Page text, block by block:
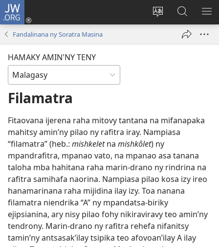
JW.ORG
Hiova
Hiditra
(manokatra
ato
Amin’ny
Fandalinana ny Soratra Masina
HAMAKY AMIN'NY TENY
Filamatra
Fitaovana ijerena raha mitovy tantana na mifanapaka
mahitsy amin’ny pilao ny rafitra iray. Nampiasa
“filamatra” (heb.: mishkeletna mishkôlet) ny
mpandrafitra, mpanao vato, na mpanao asa tanana
taloha mba hahitana raha marin-drano ny rindrina na
rafitra samihafa naorina. Nampiasa pilao kosa izy ireo
hanamarinana raha mijidina ilay izy. Toa nanana
filamatra niendrika “A” ny mpandatsa-biriky
ejipsianina, ary nisy pilao fohy nikiraviravy teo amin’ny
tendrony. Marin-drano ny rafitra rehefa nifanitsy
tamin’ny antsasak’ilay tsipika teo afovoan’ilay A ilay